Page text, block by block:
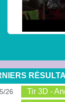
26 Tir 3D -